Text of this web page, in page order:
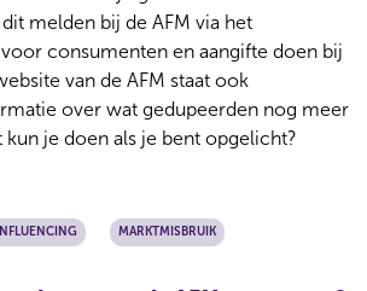
melden bij de AFM via het
consumenten en aangifte doen bij
van de AFM staat ook
over wat gedupeerden nog meer
kun je doen als je bent opgelicht?
MARKTMISBRUIK